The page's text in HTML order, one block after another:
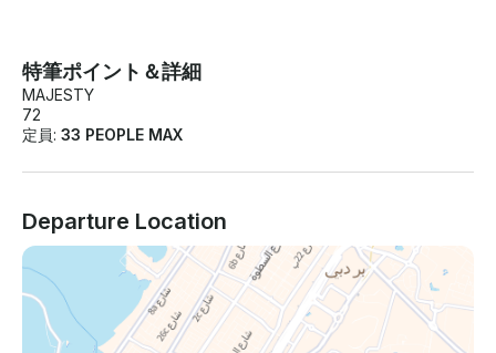
特筆ポイント＆詳細
MAJESTY
72
定員: 33 PEOPLE MAX
Departure Location